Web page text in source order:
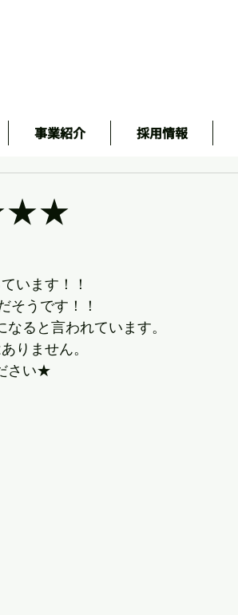
事業紹介 採用情報
★★★
います！！
そうです！！
ると言われています。
りません。
さい★